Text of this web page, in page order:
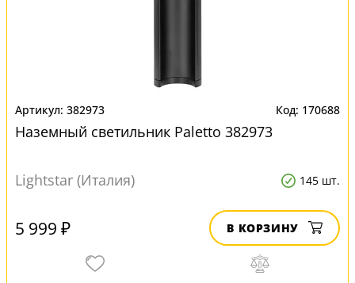
382973 170688
Наземный светильник Paletto 382973
Lightstar (Италия) 145 шт.
5 999 ₽ В КОРЗИНУ